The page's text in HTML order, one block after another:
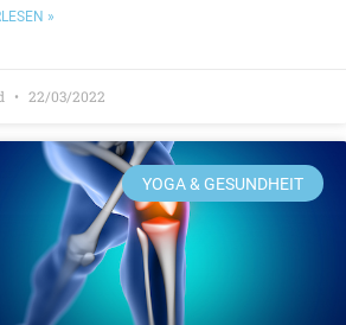
»
22/03/2022
YOGA & GESUNDHEIT